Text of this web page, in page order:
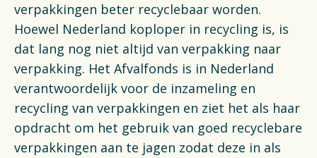
verpakkingen beter recyclebaar worden.
Hoewel Nederland koploper in recycling is, is
dat lang nog niet altijd van verpakking naar
verpakking. Het Afvalfonds is in Nederland
verantwoordelijk voor de inzameling en
recycling van verpakkingen en ziet het als haar
opdracht om het gebruik van goed recyclebare
verpakkingen aan te jagen zodat deze in als